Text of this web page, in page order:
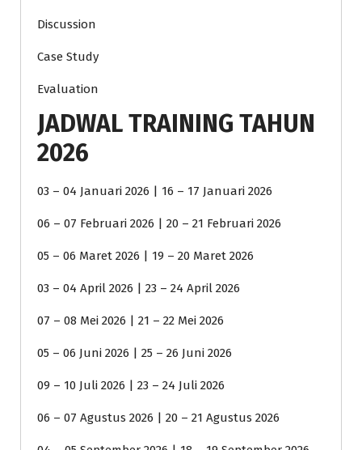
Discussion
Case Study
Evaluation
JADWAL TRAINING TAHUN
2026
03 – 04 Januari 2026 | 16 – 17 Januari 2026
06 – 07 Februari 2026 | 20 – 21 Februari 2026
05 – 06 Maret 2026 | 19 – 20 Maret 2026
03 – 04 April 2026 | 23 – 24 April 2026
07 – 08 Mei 2026 | 21 – 22 Mei 2026
05 – 06 Juni 2026 | 25 – 26 Juni 2026
09 – 10 Juli 2026 | 23 – 24 Juli 2026
06 – 07 Agustus 2026 | 20 – 21 Agustus 2026